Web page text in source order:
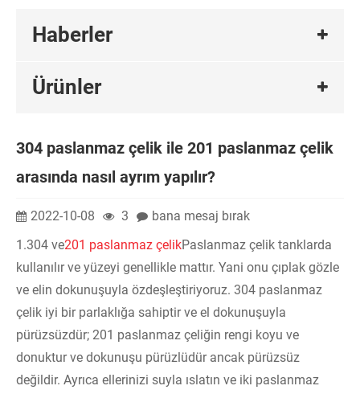
Haberler
Ürünler
304 paslanmaz çelik ile 201 paslanmaz çelik
arasında nasıl ayrım yapılır?
2022-10-08 3
bana mesaj bırak
1.304 ve201 paslanmaz çelikPaslanmaz çelik tanklarda
kullanılır ve yüzeyi genellikle mattır. Yani onu çıplak gözle
ve elin dokunuşuyla özdeşleştiriyoruz. 304 paslanmaz
çelik iyi bir parlaklığa sahiptir ve el dokunuşuyla
pürüzsüzdür; 201 paslanmaz çeliğin rengi koyu ve
donuktur ve dokunuşu pürüzlüdür ancak pürüzsüz
değildir. Ayrıca ellerinizi suyla ıslatın ve iki paslanmaz